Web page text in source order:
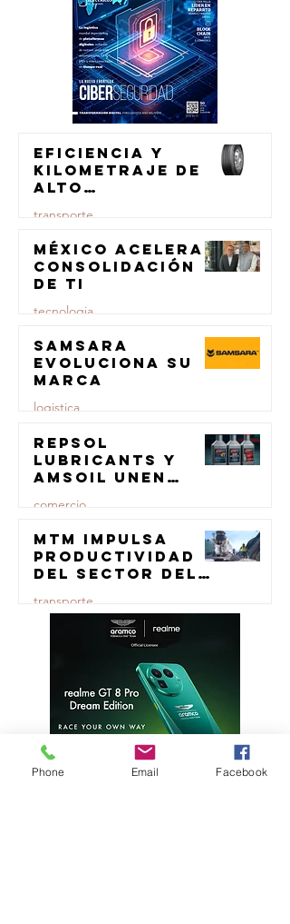
Eficiencia y
kilometraje de
alto
para el
transporte de
carga
transporte
23 jul
México acelera
consolidación
de TI
tecnologia
23 jul
Samsara
evoluciona su
marca
logistica
23 jul
Repsol
Lubricants y
AMSOIL unen
lubricación
comercio
23 jul
MTM impulsa
productividad
del sector del
manufactura
certificada
transporte
Phone Email Facebook